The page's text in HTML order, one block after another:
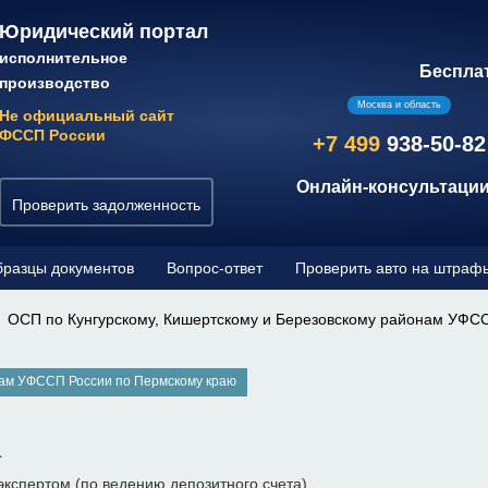
Юридический портал
исполнительное
производство
Не официальный сайт
ФССП России
Проверить задолженность
Москва и область
+7 499 938-50-82
Онлайн-
документов Вопрос-ответ Проверить авто на
ОСП по Кунгурскому, Кишертскому и Березовскому районам
УФССП России по Пермскому краю
(по ведению депозитного счета)